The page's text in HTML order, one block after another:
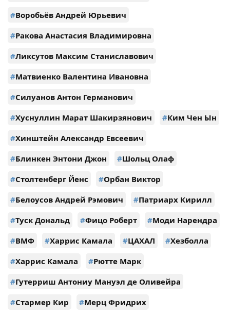
#Воробьёв Андрей Юрьевич
#Ракова Анастасия Владимировна
#Ликсутов Максим Станиславович
#Матвиенко Валентина Ивановна
#Силуанов Антон Германович
#Хуснуллин Марат Шакирзянович #Ким Чен Ын
#Хинштейн Александр Евсеевич
#Блинкен Энтони Джон #Шольц Олаф
#Столтенберг Йенс #Орбан Виктор
#Белоусов Андрей Рэмович #Патриарх Кирилл
#Туск Дональд #Фицо Роберт #Моди Нарендра
#ВМФ #Харрис Камала #ЦАХАЛ #Хезболла
#Харрис Камала #Рютте Марк
#Гутерриш Антониу Мануэл де Оливейра
#Стармер Кир #Мерц Фридрих